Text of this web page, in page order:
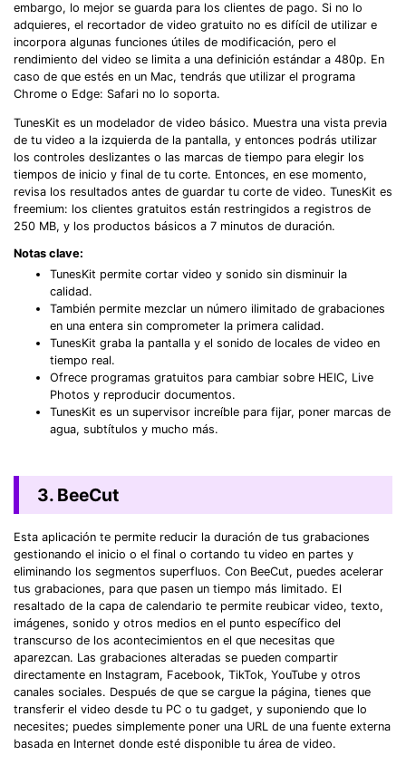
embargo, lo mejor se guarda para los clientes de pago. Si no lo
adquieres, el recortador de video gratuito no es difícil de utilizar e
incorpora algunas funciones útiles de modificación, pero el
rendimiento del video se limita a una definición estándar a 480p. En
caso de que estés en un Mac, tendrás que utilizar el programa
Chrome o Edge: Safari no lo soporta.
TunesKit es un modelador de video básico. Muestra una vista previa
de tu video a la izquierda de la pantalla, y entonces podrás utilizar
los controles deslizantes o las marcas de tiempo para elegir los
tiempos de inicio y final de tu corte. Entonces, en ese momento,
revisa los resultados antes de guardar tu corte de video. TunesKit es
freemium: los clientes gratuitos están restringidos a registros de
250 MB, y los productos básicos a 7 minutos de duración.
Notas clave:
TunesKit permite cortar video y sonido sin disminuir la
calidad.
También permite mezclar un número ilimitado de grabaciones
en una entera sin comprometer la primera calidad.
TunesKit graba la pantalla y el sonido de locales de video en
tiempo real.
Ofrece programas gratuitos para cambiar sobre HEIC, Live
Photos y reproducir documentos.
TunesKit es un supervisor increíble para fijar, poner marcas de
agua, subtítulos y mucho más.
3. BeeCut
Esta aplicación te permite reducir la duración de tus grabaciones
gestionando el inicio o el final o cortando tu video en partes y
eliminando los segmentos superfluos. Con BeeCut, puedes acelerar
tus grabaciones, para que pasen un tiempo más limitado. El
resaltado de la capa de calendario te permite reubicar video, texto,
imágenes, sonido y otros medios en el punto específico del
transcurso de los acontecimientos en el que necesitas que
aparezcan. Las grabaciones alteradas se pueden compartir
directamente en Instagram, Facebook, TikTok, YouTube y otros
canales sociales. Después de que se cargue la página, tienes que
transferir el video desde tu PC o tu gadget, y suponiendo que lo
necesites; puedes simplemente poner una URL de una fuente externa
basada en Internet donde esté disponible tu área de video.